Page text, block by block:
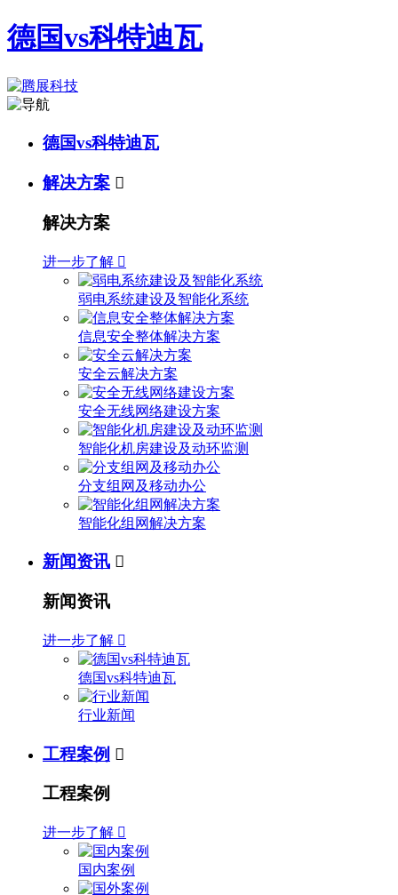
德国vs科特迪瓦
德国vs科特迪瓦
解决方案 
解决方案
进一步了解 
弱电系统建设及智能化系统
信息安全整体解决方案
安全云解决方案
安全无线网络建设方案
智能化机房建设及动环监测
分支组网及移动办公
智能化组网解决方案
新闻资讯 
新闻资讯
进一步了解 
德国vs科特迪瓦
行业新闻
工程案例 
工程案例
进一步了解 
国内案例